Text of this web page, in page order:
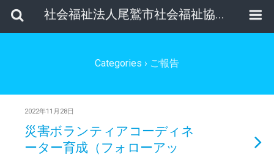
社会福祉法人尾鷲市社会福祉協議会
Categories › ご報告
2022年11月28日
災害ボランティアコーディネ
ーター育成（フォローアッ